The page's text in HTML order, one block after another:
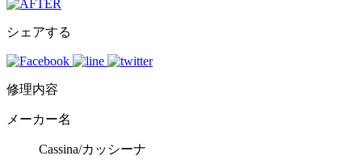
シェアする
修理内容
メーカー名
Cassina/カッシーナ